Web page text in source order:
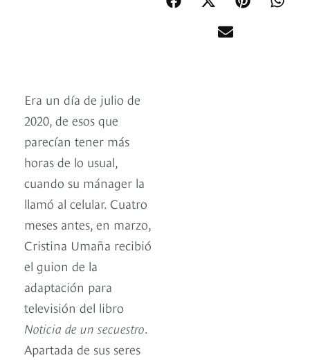
Era un día de julio de
2020, de esos que
parecían tener más
horas de lo usual,
cuando su mánager la
llamó al celular. Cuatro
meses antes, en marzo,
Cristina Umaña recibió
el guion de la
adaptación para
televisión del libro
Noticia de un secuestro.
Apartada de sus seres